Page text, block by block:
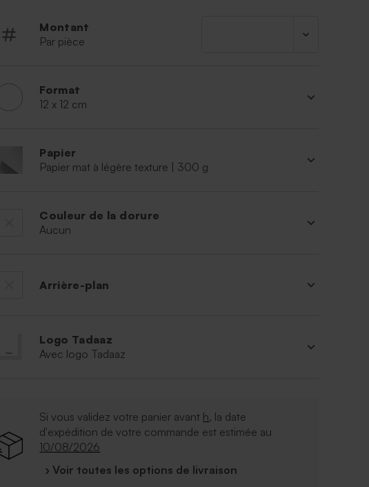
Montant
Par pièce
Format
12 x 12 cm
Papier
Papier mat à légère texture | 300 g
Couleur de la dorure
Aucun
Arrière-plan
Logo Tadaaz
Avec logo Tadaaz
Si vous validez votre panier avant h, la date
d'expédition de votre commande est estimée au
10/08/2026
› Voir toutes les options de livraison